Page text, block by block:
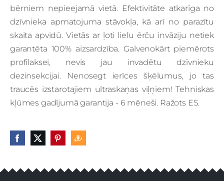
bērniem nepieejamā vietā. Efektivitāte atkarīga no
dzīvnieka apmatojuma stāvokļa, kā arī no parazītu
skaita apvidū. Vietās ar ļoti lielu ērču invāziju netiek
garantēta 100% aizsardzība. Galvenokārt piemērots
profilaksei, nevis jau invadētu dzīvnieku
dezinsekcijai. Nenosegt ierīces šķēlumus, jo tas
traucēs izstarotajiem ultraskaņas viļņiem! Tehniskas
kļūmes gadījumā garantija - 6 mēneši. Ražots ES.